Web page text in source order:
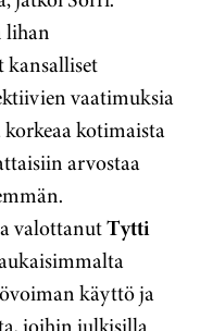
lihan
kansalliset
vaatimuksia
kotimaista
arvostaa
valottanutTytti
käyttö ja